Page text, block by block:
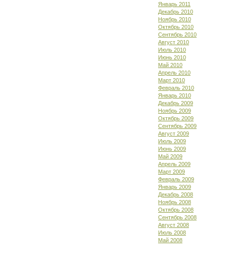
Январь 2011
Декабрь 2010
Ноябрь 2010
Октябрь 2010
Сентябрь 2010
Август 2010
Июль 2010
Июнь 2010
Май 2010
Апрель 2010
Март 2010
Февраль 2010
Январь 2010
Декабрь 2009
Ноябрь 2009
Октябрь 2009
Сентябрь 2009
Август 2009
Июль 2009
Июнь 2009
Май 2009
Апрель 2009
Март 2009
Февраль 2009
Январь 2009
Декабрь 2008
Ноябрь 2008
Октябрь 2008
Сентябрь 2008
Август 2008
Июль 2008
Май 2008